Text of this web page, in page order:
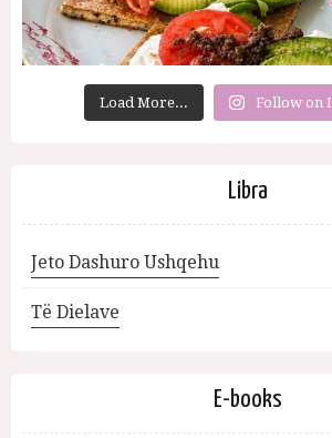
Load More... Follow on
Libra
Jeto Dashuro Ushqehu
Të Dielave
E-books